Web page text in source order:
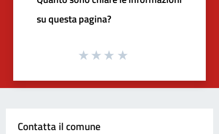
su questa pagina?
Contatta il comune